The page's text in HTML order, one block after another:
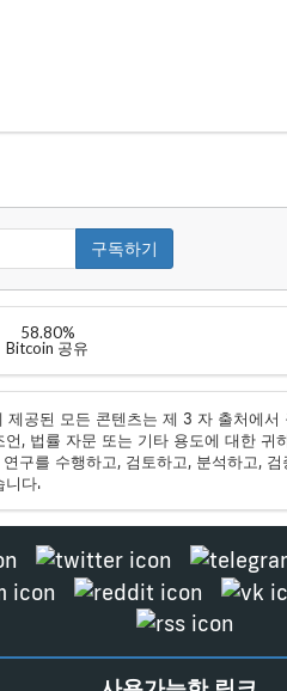
구독하기
58.80%
Bitcoin 공유
공된 모든 콘텐츠는 제 3 자 출처에
, 법률 자문 또는 기타 용도에 대한 귀
를 수행하고, 검토하고, 분석하고,
니다.